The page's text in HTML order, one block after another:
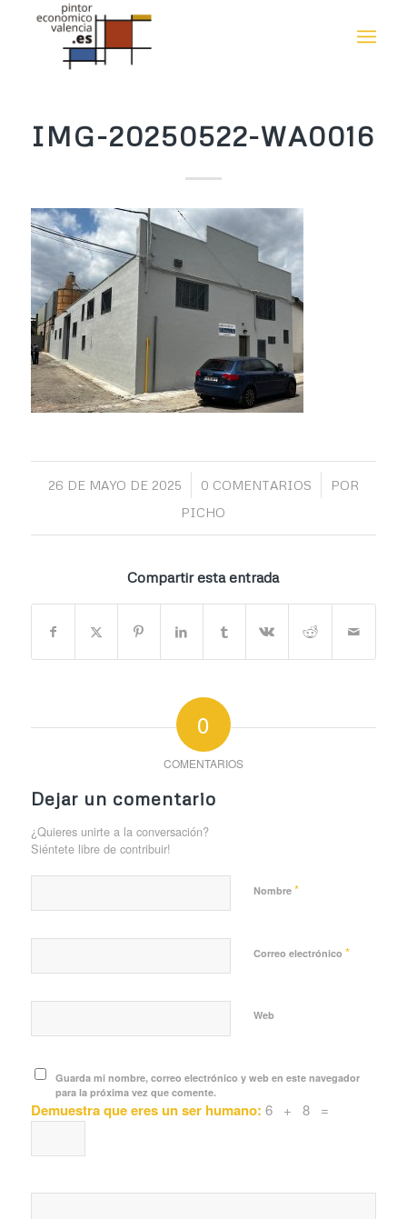
IMG-20250522-WA0016
26 DE MAYO DE 2025
/ 0 COMENTARIOS
/
POR
PICHO
Compartir esta entrada
0
COMENTARIOS
Dejar un comentario
¿Quieres unirte a la conversación?
Siéntete libre de contribuir!
Nombre *
Correo electrónico *
Web
Guarda mi nombre, correo electrónico y web en este navegador
para la próxima vez que comente.
Demuestra que eres un ser humano: 6 + 8 =